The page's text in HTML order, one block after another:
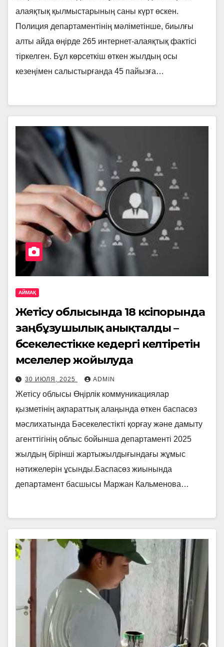
алаяқтық қылмыстарының саны күрт өскен.
Полиция департаментінің мәліметінше, биылғы
алты айда өңірде 265 интернет-алаяқтық фактісі
тіркелген. Бұл көрсеткіш өткен жылдың осы
кезеңімен салыстырғанда 45 пайызға…
АЙМАҚ
Жетісу облысында 18 кәсіпорында
заңбұзушылық анықталды –
бәсекелестікке кедергі келтіретін
мәселелер жойылуда
30 ИЮЛЯ, 2025 ADMIN
Жетісу облысы Өңірлік коммуникациялар
қызметінің ақпараттық алаңында өткен баспасөз
мәслихатында Бәсекелестікті қорғау және дамыту
агенттігінің облыс бойынша департаменті 2025
жылдың бірінші жартыжылдығындағы жұмыс
нәтижелерін ұсынды.Баспасөз жиынында
департамент басшысы Маржан Кальменова…